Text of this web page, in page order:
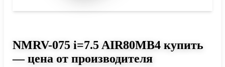
NMRV-075 i=7.5 AIR80MB4 купить
— цена от производителя